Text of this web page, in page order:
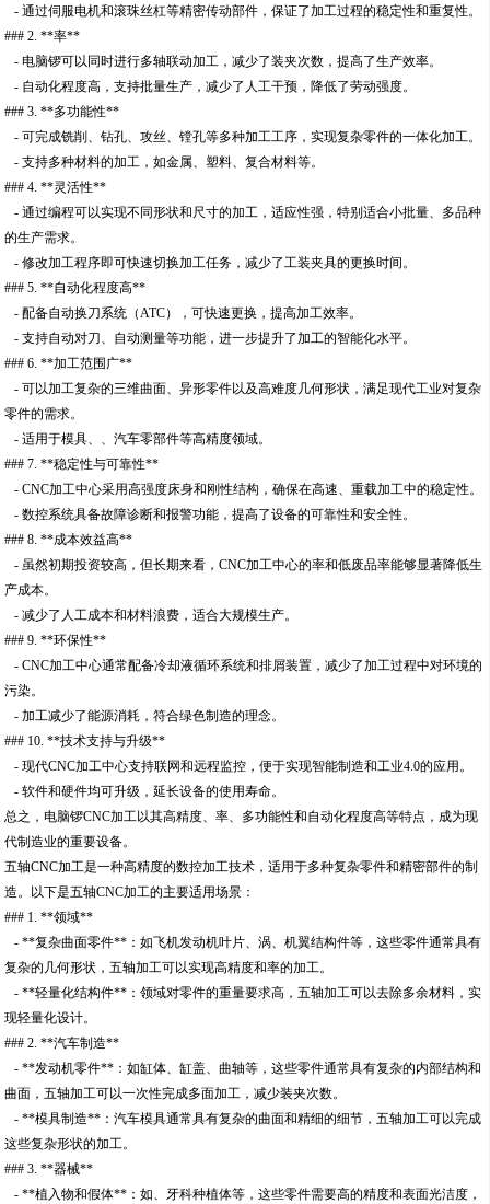
- 通过伺服电机和滚珠丝杠等精密传动部件，保证了加工过程的稳定性和重复性。
### 2. **率**
- 电脑锣可以同时进行多轴联动加工，减少了装夹次数，提高了生产效率。
- 自动化程度高，支持批量生产，减少了人工干预，降低了劳动强度。
### 3. **多功能性**
- 可完成铣削、钻孔、攻丝、镗孔等多种加工工序，实现复杂零件的一体化加工。
- 支持多种材料的加工，如金属、塑料、复合材料等。
### 4. **灵活性**
- 通过编程可以实现不同形状和尺寸的加工，适应性强，特别适合小批量、多品种
的生产需求。
- 修改加工程序即可快速切换加工任务，减少了工装夹具的更换时间。
### 5. **自动化程度高**
- 配备自动换刀系统（ATC），可快速更换，提高加工效率。
- 支持自动对刀、自动测量等功能，进一步提升了加工的智能化水平。
### 6. **加工范围广**
- 可以加工复杂的三维曲面、异形零件以及高难度几何形状，满足现代工业对复杂
零件的需求。
- 适用于模具、、汽车零部件等高精度领域。
### 7. **稳定性与可靠性**
- CNC加工中心采用高强度床身和刚性结构，确保在高速、重载加工中的稳定性。
- 数控系统具备故障诊断和报警功能，提高了设备的可靠性和安全性。
### 8. **成本效益高**
- 虽然初期投资较高，但长期来看，CNC加工中心的率和低废品率能够显著降低生
产成本。
- 减少了人工成本和材料浪费，适合大规模生产。
### 9. **环保性**
- CNC加工中心通常配备冷却液循环系统和排屑装置，减少了加工过程中对环境的
污染。
- 加工减少了能源消耗，符合绿色制造的理念。
### 10. **技术支持与升级**
- 现代CNC加工中心支持联网和远程监控，便于实现智能制造和工业4.0的应用。
- 软件和硬件均可升级，延长设备的使用寿命。
总之，电脑锣CNC加工以其高精度、率、多功能性和自动化程度高等特点，成为现
代制造业的重要设备。
五轴CNC加工是一种高精度的数控加工技术，适用于多种复杂零件和精密部件的制
造。以下是五轴CNC加工的主要适用场景：
### 1. **领域**
- **复杂曲面零件**：如飞机发动机叶片、涡、机翼结构件等，这些零件通常具有
复杂的几何形状，五轴加工可以实现高精度和率的加工。
- **轻量化结构件**：领域对零件的重量要求高，五轴加工可以去除多余材料，实
现轻量化设计。
### 2. **汽车制造**
- **发动机零件**：如缸体、缸盖、曲轴等，这些零件通常具有复杂的内部结构和
曲面，五轴加工可以一次性完成多面加工，减少装夹次数。
- **模具制造**：汽车模具通常具有复杂的曲面和精细的细节，五轴加工可以完成
这些复杂形状的加工。
### 3. **器械**
- **植入物和假体**：如、牙科种植体等，这些零件需要高的精度和表面光洁度，